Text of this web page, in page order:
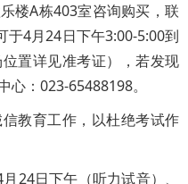
楼A栋403室咨询购买，联
于4月24日下午3:00-5:00到
置详见准考证），若发现
：023-65488198。
教育工作，以杜绝考试作
24日下午（听力试音）、